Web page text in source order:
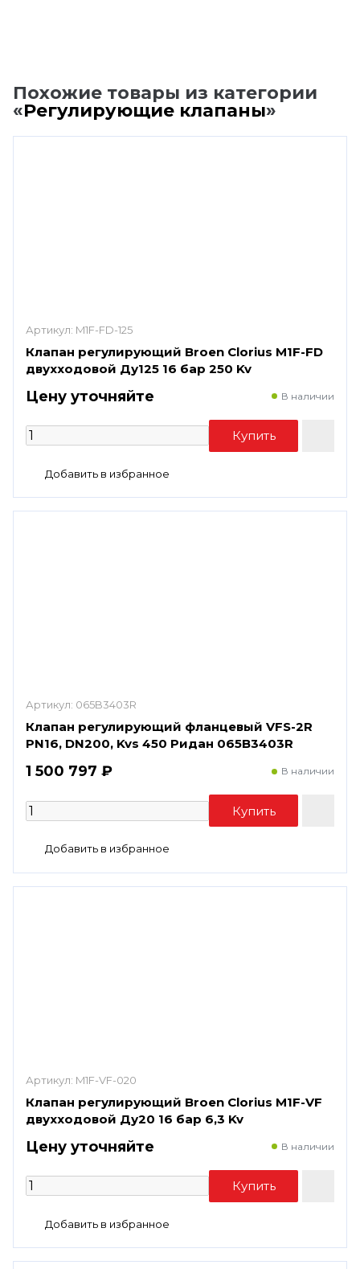
Похожие товары из категории
«Регулирующие клапаны»
Артикул: M1F-FD-125
Клапан регулирующий Broen Clorius M1F-FD
двухходовой Ду125 16 бар 250 Kv
Цену уточняйте В наличии
Артикул: 065B3403R
Клапан регулирующий фланцевый VFS-2R
PN16, DN200, Kvs 450 Ридан 065B3403R
1 500 797 ₽ В наличии
Артикул: M1F-VF-020
Клапан регулирующий Broen Clorius M1F-VF
двухходовой Ду20 16 бар 6,3 Kv
Цену уточняйте В наличии